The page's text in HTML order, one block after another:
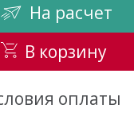
На расчет
В корзину
оплаты